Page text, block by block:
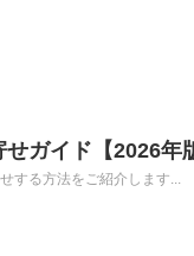
ガイド【2026年
する方法をご紹介します...